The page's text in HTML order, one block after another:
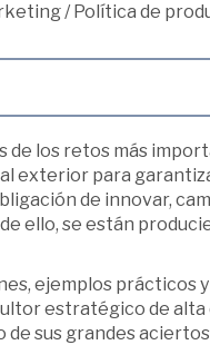
/Política de
los retos más
exterior para
de innovar,
ello, se están
ejemplos prácticos
estratégico de alta
sus grandes